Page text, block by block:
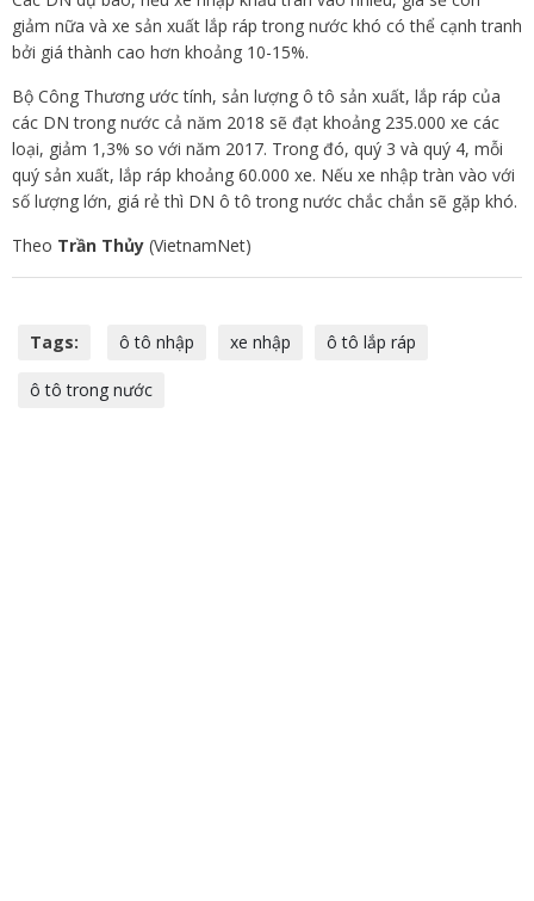
giảm nữa và xe sản xuất lắp ráp trong nước khó có thể cạnh tranh
bởi giá thành cao hơn khoảng 10-15%.
Bộ Công Thương ước tính, sản lượng ô tô sản xuất, lắp ráp của
các DN trong nước cả năm 2018 sẽ đạt khoảng 235.000 xe các
loại, giảm 1,3% so với năm 2017. Trong đó, quý 3 và quý 4, mỗi
quý sản xuất, lắp ráp khoảng 60.000 xe. Nếu xe nhập tràn vào với
số lượng lớn, giá rẻ thì DN ô tô trong nước chắc chắn sẽ gặp khó.
Theo Trần Thủy (VietnamNet)
Tags: ô tô nhập xe nhập ô tô lắp ráp
ô tô trong nước